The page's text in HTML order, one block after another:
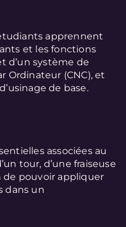
apprennent
et les fonctions
d’un système de
Ordinateur (CNC), et
de base.
associées au
tour, d’une fraiseuse
de pouvoir appliquer
dans un